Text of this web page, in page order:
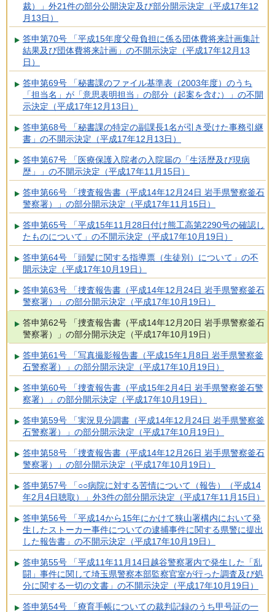
裁）」外21件の部分公開決定及び部分開示決定（平成17年12
月13日）
答申第70号 「平成15年度父母負担に係る団体費将来計画集計
結果及び団体費将来計画」の不開示決定（平成17年12月13
日）
答申第69号 「秘書課のファイル基準表（2003年度）のうち
「担当名」が「意思表明担当」の部分（起案を含む）」の不開
示決定（平成17年12月13日）
答申第68号 「秘書課の特定の副課長1名が引き受けた事務引継
書」の不開示決定（平成17年12月13日）
答申第67号 「医療保護入院者の入院届の「生活歴及び現病
歴」」の不開示決定（平成17年11月15日）
答申第66号 「捜査報告書（平成14年12月24日 岩手県警察釜石
警察署）」の部分開示決定（平成17年11月15日）
答申第65号 「平成15年11月28日付け熊工高第2290号の確認し
たものについて」の不開示決定（平成17年10月19日）
答申第64号 「頭髪に関する指導票（生徒別）について」の不
開示決定（平成17年10月19日）
答申第63号 「捜査報告書（平成14年12月24日 岩手県警察釜石
警察署）」の部分開示決定（平成17年10月19日）
答申第62号 「捜査報告書（平成14年12月20日 岩手県警察釜石
警察署）」の部分開示決定（平成17年10月19日）
答申第61号 「写真撮影報告書（平成15年1月8日 岩手県警察釜
石警察署）」の部分開示決定（平成17年10月19日）
答申第60号 「捜査報告書（平成15年2月4日 岩手県警察釜石警
察署）」の部分開示決定（平成17年10月19日）
答申第59号 「実況見分調書（平成14年12月24日 岩手県警察釜
石警察署）」の部分開示決定（平成17年10月19日）
答申第58号 「捜査報告書（平成14年12月26日 岩手県警察釜石
警察署）」の部分開示決定（平成17年10月19日）
答申第57号 「○○病院に対する苦情について（報告）（平成14
年2月4日聴取）」外3件の部分開示決定（平成17年11月15日）
答申第56号 「平成14から15年にかけて狭山署構内において発
生したストーカー事件についての逮捕事件に関する県警に提出
した報告書」の不開示決定（平成17年10月19日）
答申第55号 「平成11年11月14日越谷警察署内で発生した「乱
闘」事件に関して埼玉県警察本部監察官室が行った調査及び処
分に関する一切の文書」の不開示決定（平成17年10月19日）
答申第54号 「療育手帳についての裁判記録のうち甲号証の一